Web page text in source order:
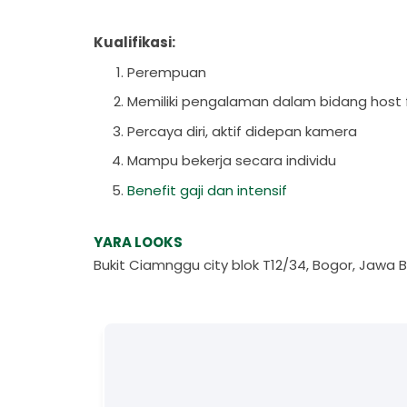
Kualifikasi:
Perempuan
Memiliki pengalaman dalam bidang host
Percaya diri, aktif didepan kamera
Mampu bekerja secara individu
Benefit gaji dan intensif
YARA LOOKS
Bukit Ciamnggu city blok T12/34, Bogor, Jawa